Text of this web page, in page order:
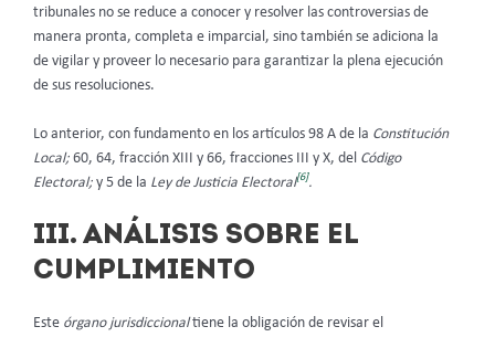
tribunales no se reduce a conocer y resolver las controversias de
manera pronta, completa e imparcial, sino también se adiciona la
de vigilar y proveer lo necesario para garantizar la plena ejecución
de sus resoluciones.
Lo anterior, con fundamento en los artículos 98 A de la Constitución
Local; 60, 64, fracción XIII y 66, fracciones III y X, del Código
Electoral; y 5 de la Ley de Justicia Electoral[6].
III. ANÁLISIS SOBRE EL
CUMPLIMIENTO
Este órgano jurisdiccionaltiene la obligación de revisar el